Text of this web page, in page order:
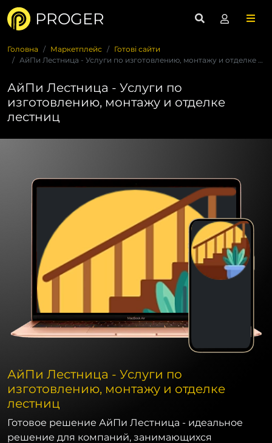
PROGER
Головна Маркетплейс
Готові сайти
АйПи Лестница - Услуги по изготовлению, монтажу и отделке ле...
АйПи Лестница - Услуги по
изготовлению, монтажу и отделке
лестниц
АйПи Лестница - Услуги по
изготовлению, монтажу и отделке
лестниц
Готовое решение АйПи Лестница - идеальное
решение для компаний, занимающихся